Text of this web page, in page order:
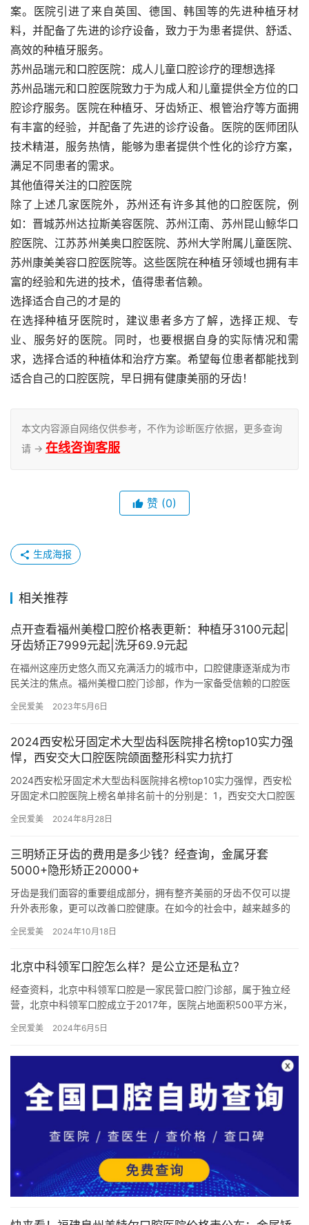
案。医院引进了来自英国、德国、韩国等的先进种植牙材
料，并配备了先进的诊疗设备，致力于为患者提供、舒适、
高效的种植牙服务。
苏州品瑞元和口腔医院：成人儿童口腔诊疗的理想选择
苏州品瑞元和口腔医院致力于为成人和儿童提供全方位的口
腔诊疗服务。医院在种植牙、牙齿矫正、根管治疗等方面拥
有丰富的经验，并配备了先进的诊疗设备。医院的医师团队
技术精湛，服务热情，能够为患者提供个性化的诊疗方案，
满足不同患者的需求。
其他值得关注的口腔医院
除了上述几家医院外，苏州还有许多其他的口腔医院，例
如：晋城苏州达拉斯美容医院、苏州江南、苏州昆山鲸华口
腔医院、江苏苏州美奥口腔医院、苏州大学附属儿童医院、
苏州康美美容口腔医院等。这些医院在种植牙领域也拥有丰
富的经验和先进的技术，值得患者信赖。
选择适合自己的才是的
在选择种植牙医院时，建议患者多方了解，选择正规、专
业、服务好的医院。同时，也要根据自身的实际情况和需
求，选择合适的种植体和治疗方案。希望每位患者都能找到
适合自己的口腔医院，早日拥有健康美丽的牙齿！
本文内容源自网络仅供参考，不作为诊断医疗依据，更多查询
请 → 在线咨询客服
赞 (0)
生成海报
相关推荐
点开查看福州美橙口腔价格表更新：种植牙3100元起|
牙齿矫正7999元起|洗牙69.9元起
在福州这座历史悠久而又充满活力的城市中，口腔健康逐渐成为市
民关注的焦点。福州美橙口腔门诊部，作为一家备受信赖的口腔医
广大顾…
全民爱美 2023年5月6日
2024西安松牙固定术大型齿科医院排名榜top10实力强
悍，西安交大口腔医院颌面整形科实力抗打
2024西安松牙固定术大型齿科医院排名榜top10实力强悍，西安松
牙固定术口腔医院上榜名单排名前十的分别是：1，西安交大口腔医
全民爱美 2024年8月28日
三明矫正牙齿的费用是多少钱？经查询，金属牙套
5000+隐形矫正20000+
牙齿是我们面容的重要组成部分，拥有整齐美丽的牙齿不仅可以提
升外表形象，更可以改善口腔健康。在如今的社会中，越来越多的
备受关…
全民爱美 2024年10月18日
北京中科领军口腔怎么样？是公立还是私立？
经查资料，北京中科领军口腔是一家民营口腔门诊部，属于独立经
营，北京中科领军口腔成立于2017年，医院占地面积500平方米，
全民爱美 2024年6月5日